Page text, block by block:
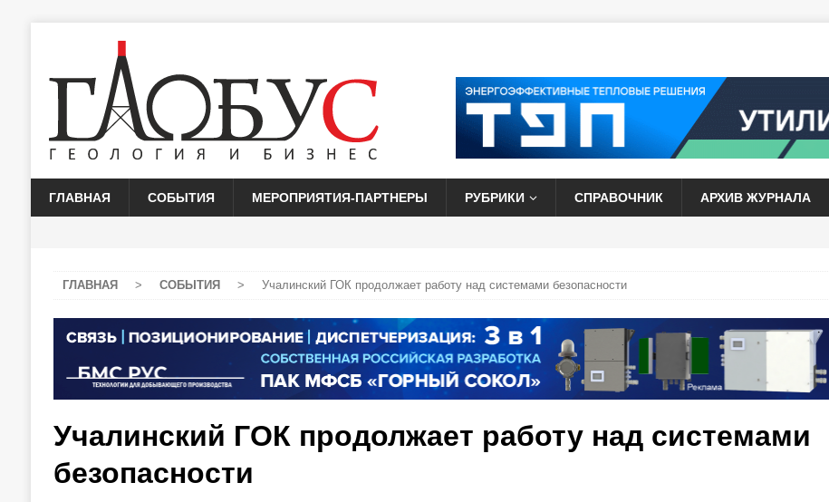
ГЛАВНАЯ СОБЫТИЯ МЕРОПРИЯТИЯ-ПАРТНЕРЫ РУБРИКИ СПРАВОЧНИК АРХИВ ЖУРНАЛА
ГЛАВНАЯ > СОБЫТИЯ > Учалинский ГОК продолжает работу над системами безопасности
Учалинский ГОК продолжает работу над системами
безопасности